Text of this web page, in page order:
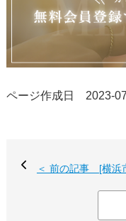
ページ作成日 2023-
＜ 前の記事 [横浜